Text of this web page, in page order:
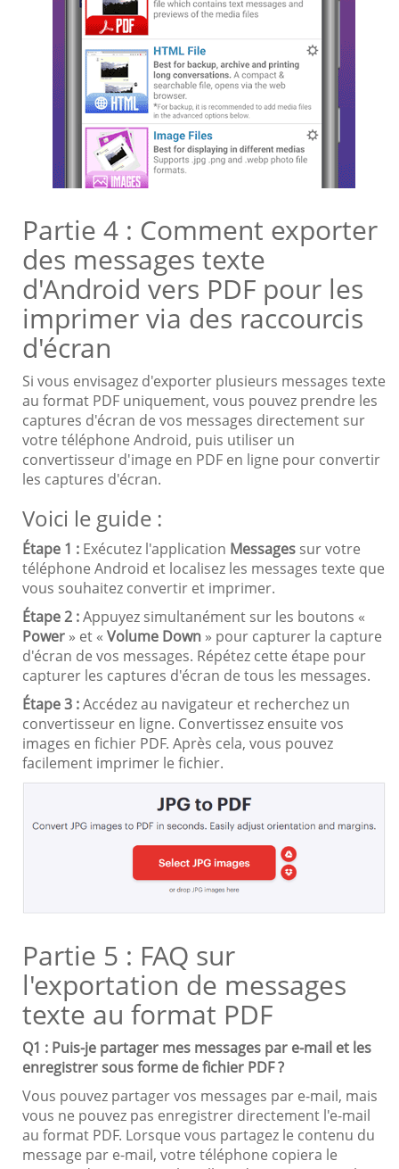
Partie 4 : Comment exporter
des messages texte
d'Android vers PDF pour les
imprimer via des raccourcis
d'écran
Si vous envisagez d'exporter plusieurs messages texte
au format PDF uniquement, vous pouvez prendre les
captures d'écran de vos messages directement sur
votre téléphone Android, puis utiliser un
convertisseur d'image en PDF en ligne pour convertir
les captures d'écran.
Voici le guide :
Étape 1 : Exécutez l'application Messages sur votre
téléphone Android et localisez les messages texte que
vous souhaitez convertir et imprimer.
Étape 2 :Appuyez simultanément sur les boutons «
Power » et « Volume Down » pour capturer la capture
d'écran de vos messages. Répétez cette étape pour
capturer les captures d'écran de tous les messages.
Étape 3 :Accédez au navigateur et recherchez un
convertisseur en ligne. Convertissez ensuite vos
images en fichier PDF. Après cela, vous pouvez
facilement imprimer le fichier.
Partie 5 : FAQ sur
l'exportation de messages
texte au format PDF
Q1 : Puis-je partager mes messages par e-mail et les
enregistrer sous forme de fichier PDF ?
Vous pouvez partager vos messages par e-mail, mais
vous ne pouvez pas enregistrer directement l'e-mail
au format PDF. Lorsque vous partagez le contenu du
message par e-mail, votre téléphone copiera le